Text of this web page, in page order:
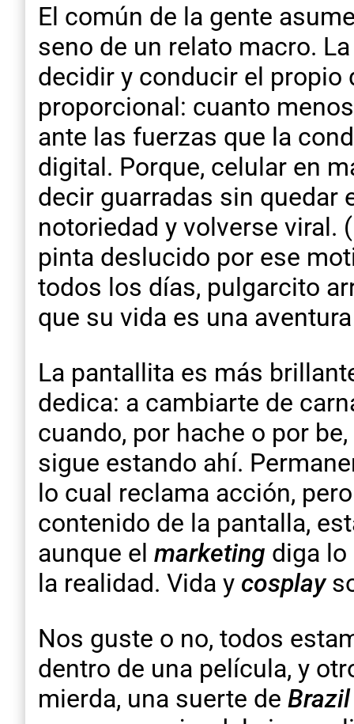
El común de la gente
seno de un relato macro.
decidir y conducir el
proporcional: cuanto
ante las fuerzas que la
digital. Porque, celular en
decir guarradas sin quedar
notoriedad y volverse viral.
pinta deslucido por ese
todos los días, pulgarcito
que su vida es una
La pantallita es más
dedica: a cambiarte de
cuando, por hache o por
sigue estando ahí.
lo cual reclama acción,
contenido de la pantalla,
aunque el marketing diga lo
la realidad. Vida y cosplay
Nos guste o no, todos
dentro de una película, y
mierda, una suerte de Brazil